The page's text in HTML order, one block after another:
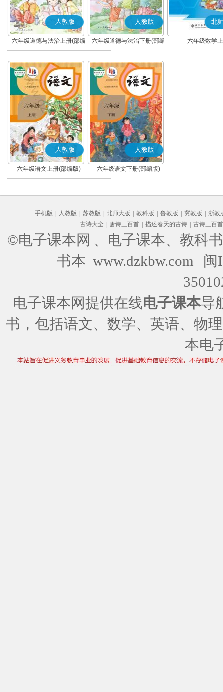
人教版
六年级道德与法治上册(部编
版)
人教版
六年级道德与法治下册(部编
版)
北
六年级数学
人教版
六年级语文上册(部编版)
人教版
六年级语文下册(部编版)
手机版 人教版 苏教版 北师大版 教科版 鲁教版 冀教版
浙教
古诗大全
唐诗三百首 描述春天的古诗 古诗三百首
©电子课本网 、电子课本、教科
书本 www.dzkbw.com
闽
电子课本网提供在线电子课本导
书，包括语文、数学、英语、物
本电